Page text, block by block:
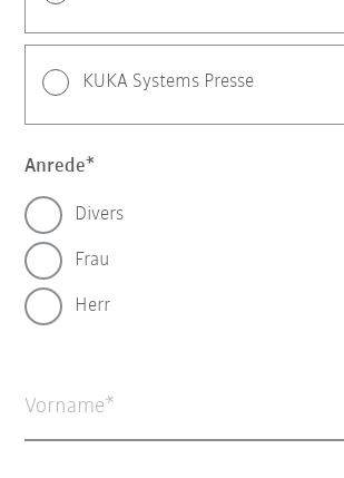
KUKA Systems Presse
Anrede
Divers
Frau
Herr
Vorname